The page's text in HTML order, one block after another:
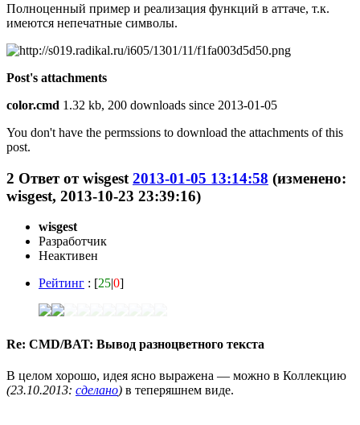
Полноценный пример и реализация функций в аттаче, т.к.
имеются непечатные символы.
Post's attachments
color.cmd 1.32 kb, 200 downloads since 2013-01-05
You don't have the permssions to download the attachments of this
post.
2 Ответ отwisgest 2013-01-05 13:14:58 (изменено:
wisgest, 2013-10-23 23:39:16)
wisgest
Разработчик
Неактивен
Рейтинг : [25|0]
Re: CMD/BAT: Вывод разноцветного текста
В целом хорошо, идея ясно выражена — можно в Коллекцию
(23.10.2013: сделано) в теперяшнем виде.